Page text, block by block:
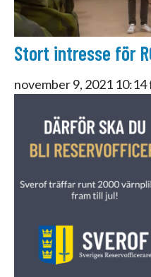
Stort intresse för
november 9, 2021 10:14